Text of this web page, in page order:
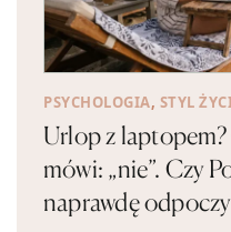
PSYCHOLOGIA, STYL
Urlop z
mówi: „nie”. Czy
naprawdę